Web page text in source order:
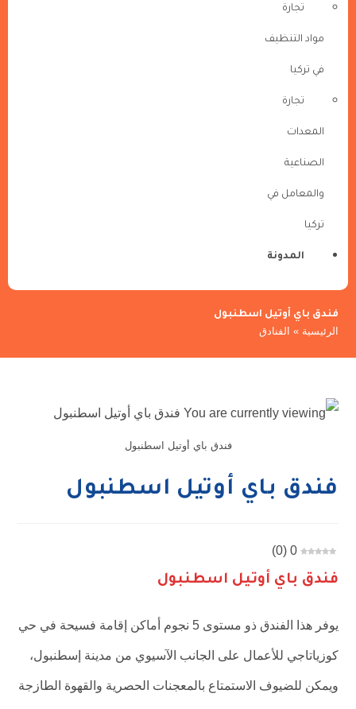
تجارة
مواد التنظيف
في تركيا
تجارة
المعدات
الصناعية
والمعامل في
تركيا
المدونة
فندق باي أوتيل اسطنبول
الرئيسية» الفنادق
فندق باي أوتيل اسطنبول
فندق باي أوتيل اسطنبول
0
(
0
)
فندق باي أوتيل اسطنبول
يوفر هذا الفندق ذو مستوى 5 نجوم أماكن إقامة فسيحة في حي
كوزياتاجي للأعمال على الجانب الآسيوي من مدينة إسطنبول،
ويمكن للضيوف الاستمتاع بالمعجنات الحصرية والقهوة الطازجة